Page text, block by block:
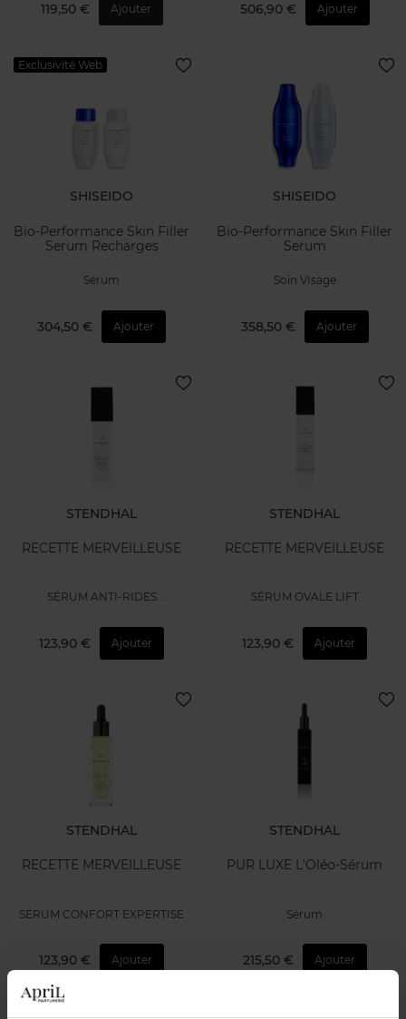
119,50 € Ajouter 506,90 € Ajouter
Exclusivité Web
SHISEIDO
Bio-Performance Skin Filler
Serum Recharges
Sérum
304,50 € Ajouter
SHISEIDO
Bio-Performance Skin Filler
Serum
Soin VIsage
358,50 € Ajouter
STENDHAL
RECETTE MERVEILLEUSE
SÉRUM ANTI-RIDES
123,90 € Ajouter
STENDHAL
RECETTE MERVEILLEUSE
SÉRUM OVALE LIFT
123,90 € Ajouter
STENDHAL
RECETTE MERVEILLEUSE
SÉRUM CONFORT EXPERTISE
123,90 € Ajouter
STENDHAL
PUR LUXE L'Oléo-Sérum
Sérum
215,50 € Ajouter
Nouveauté